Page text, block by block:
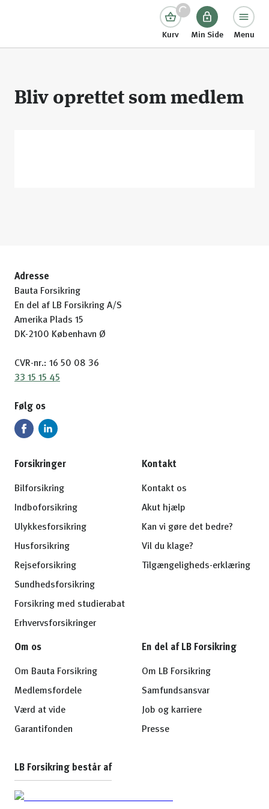
Kurv Min Side Menu
Bliv oprettet som medlem
Adresse
Bauta Forsikring
En del af LB Forsikring A/S
Amerika Plads 15
DK-2100 København Ø
CVR-nr.: 16 50 08 36
33 15 15 45
Følg os
Forsikringer
Bilforsikring
Indboforsikring
Ulykkesforsikring
Husforsikring
Rejseforsikring
Sundhedsforsikring
Forsikring med studierabat
Erhvervsforsikringer
Kontakt
Kontakt os
Akut hjælp
Kan vi gøre det bedre?
Vil du klage?
Tilgængeligheds-erklæring
Om os
Om Bauta Forsikring
Medlemsfordele
Værd at vide
Garantifonden
En del af LB Forsikring
Om LB Forsikring
Samfundsansvar
Job og karriere
Presse
LB Forsikring består af